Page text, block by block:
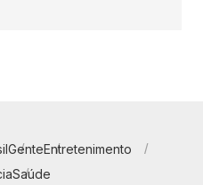
GenteEntretenimento
Saúde